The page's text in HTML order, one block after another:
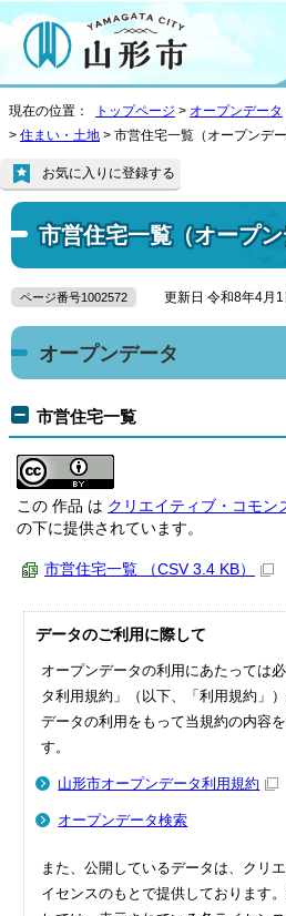
現在の位置： トップページ > オープンデータ
> 住まい・土地 > 市営住宅一覧（オープンデー
市営住宅一覧（オープン
お気に入りに登録する
ページ番号1002572 更新日 令和8年4月1
オープンデータ
市営住宅一覧
この 作品 は クリエイティブ・コモン
の下に提供されています。
市営住宅一覧 （CSV 3.4 KB）
データのご利用に際して
オープンデータの利用にあたっては
タ利用規約」（以下、「利用規約」
データの利用をもって当規約の内容
す。
山形市オープンデータ利用規約
オープンデータ検索
また、公開しているデータは、クリ
イセンスのもとで提供しております